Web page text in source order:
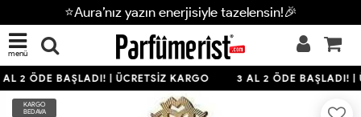
⭐Aura’nız yazın enerjisiyle tazelensin!🎉
menü
2 ÖDE BAŞLADI! | ÜCRETSİZ KARGO 3 AL 2 ÖDE BAŞLADI! |
KARGO
BEDAVA